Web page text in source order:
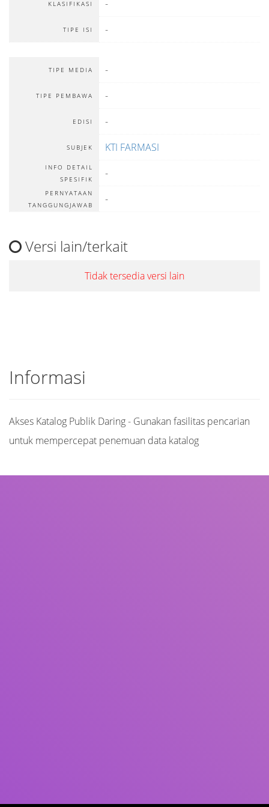
KLASIFIKASI -
TIPE ISI -
TIPE MEDIA -
TIPE PEMBAWA -
EDISI -
SUBJEK KTI FARMASI
INFO DETAIL
SPESIFIK
-
PERNYATAAN
TANGGUNGJAWAB
-
Versi lain/terkait
Tidak tersedia versi lain
Informasi
Akses Katalog Publik Daring - Gunakan fasilitas pencarian
untuk mempercepat penemuan data katalog